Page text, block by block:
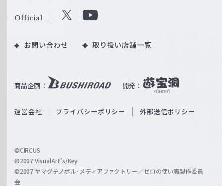
ル
W
ß
c
a
r
z
商品企画： 開発：
Official X
u
b
O
i
お問い合わせ 取り扱い店舗一覧
運営会社 プライバシーポリシー 外部送信ポリシー
©CIRCUS
©2007 VisualArt's/Key
©2007 ヤマグチノボル･メディアファクトリー／ゼロの使い魔製作委員
会